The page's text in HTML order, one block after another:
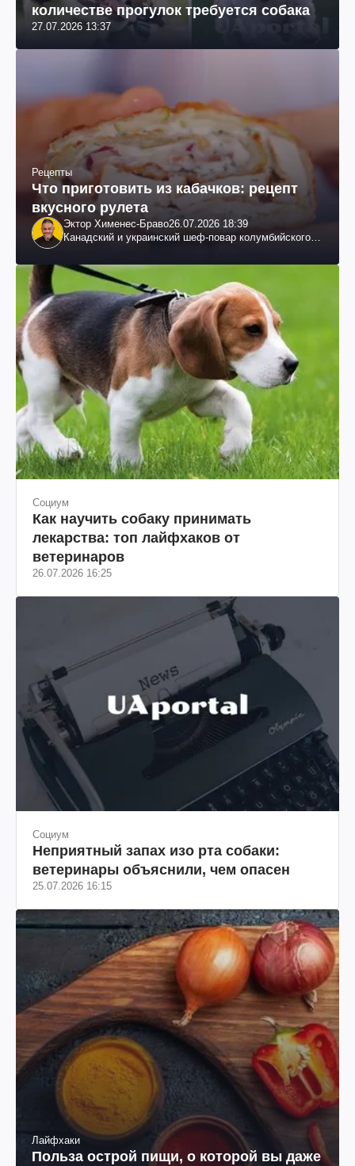
количестве прогулок требуется собака
27.07.2026 13:37
Рецепты
Что приготовить из кабачков: рецепт
вкусного рулета
Эктор Хименес-Браво26.07.2026 18:39
Канадский и украинский шеф-повар колумбийского
Социум
Как научить собаку принимать
лекарства: топ лайфхаков от
ветеринаров
26.07.2026 16:25
Социум
Неприятный запах изо рта собаки:
ветеринары объяснили, чем опасен
25.07.2026 16:15
Лайфхаки
Польза острой пищи, о которой вы даже